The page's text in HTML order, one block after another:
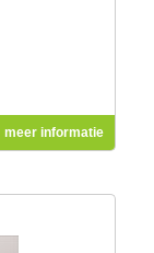
meer informatie